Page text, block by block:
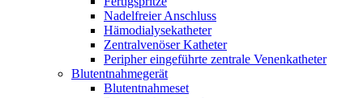
Nadelfreier Anschluss
Hämodialysekatheter
Zentralvenöser Katheter
Peripher eingeführte zentrale Venenkatheter
Blutentnahmegerät
Blutentnahmeset